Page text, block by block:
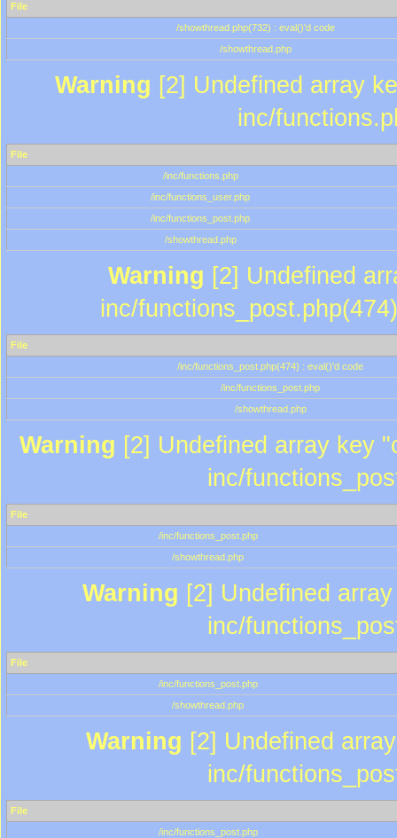
File
/showthread.php(732) : eval()'d code
/showthread.php
Warning [2] Undefined array
inc/
File
/inc/functions.php
/inc/functions_user.php
/inc/functions_post.php
/showthread.php
Warning [2] Undefined
inc/
File
/inc/functions_post.php(474) : eval()'d code
/inc/functions_post.php
/showthread.php
Warning [2] Undefined array key
inc/
File
/inc/functions_post.php
/showthread.php
Warning [2] Undefined
inc/
File
/inc/functions_post.php
/showthread.php
Warning [2] Undefined
inc/
File
/inc/functions_post.php